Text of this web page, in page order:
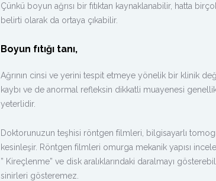
Çünkü boyun ağrısı bir fıtıktan kaynaklanabilir, hatta
belirti olarak da ortaya çıkabilir.
Boyun fıtığı tanı,
Ağrının cinsi ve yerini tespit etmeye yönelik bir klinik
kaybı ve de anormal refleksin dikkatli muayenesi
yeterlidir.
Doktorunuzun teşhisi röntgen filmleri, bilgisayarlı
kesinleşir. Röntgen filmleri omurga mekanik yapısı
” Kireçlenme” ve disk aralıklarındaki daralmayı
sinirleri gösteremez.